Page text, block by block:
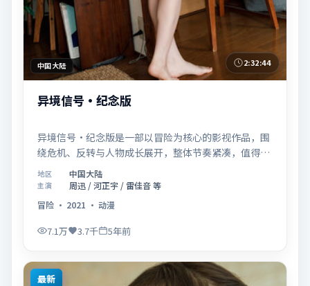
中国大陆 2:32:44
异境信号·纪念版
异境信号·纪念版是一部以冒险为核心的影视作品，围
绕危机、反转与人物成长展开，整体节奏紧凑，值得推
荐观看。
地区 中国大陆
主演
周迅 / 河正宇 / 雷佳音 等
冒险 · 2021 · 动漫
7.1万 3.7千 5年前
最新